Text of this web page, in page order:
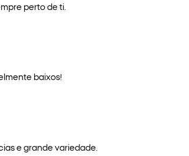
perto de ti.
baixos!
e grande variedade.